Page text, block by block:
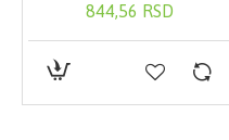
844,56 RSD